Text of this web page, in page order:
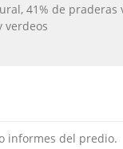
41% de praderas
verdeos
informes del predio.